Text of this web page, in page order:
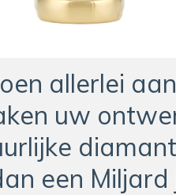
allerlei
uw
een